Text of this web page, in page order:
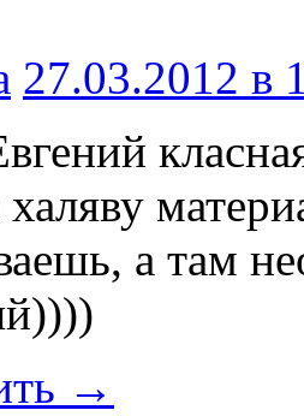
27.03.2012 в
а там
→